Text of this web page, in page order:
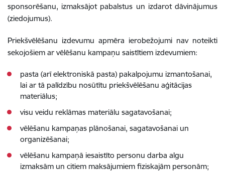
sponsorēšanu, izmaksājot pabalstus un izdarot dāvinājumus
(ziedojumus).
Priekšvēlēšanu izdevumu apmēra ierobežojumi nav noteikti
sekojošiem ar vēlēšanu kampaņu saistītiem izdevumiem:
pasta (arī elektroniskā pasta) pakalpojumu izmantošanai,
lai ar tā palīdzību nosūtītu priekšvēlēšanu aģitācijas
materiālus;
visu veidu reklāmas materiālu sagatavošanai;
vēlēšanu kampaņas plānošanai, sagatavošanai un
organizēšanai;
vēlēšanu kampaņā iesaistīto personu darba algu
izmaksām un citiem maksājumiem fiziskajām personām;